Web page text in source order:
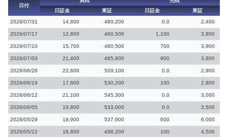
日付
日証金
東証 日証金
東証
2026/07/31
14,800 480,200 0.0 2,400
2026/07/17 12,800 460,500 1,100 3,900
2026/07/10 15,700 480,500 700 3,900
2026/07/03 21,400 485,900 900 3,900
2026/06/26 22,600 509,100 0.0 2,900
2026/06/19 17,600 530,200 100 2,800
2026/06/12 21,100 545,300 0.0 3,000
2026/06/05 19,800 533,000 0.0 3,500
2026/05/29 18,900 537,900 600 6,000
2026/05/22 16,800 498,200 100 4,500